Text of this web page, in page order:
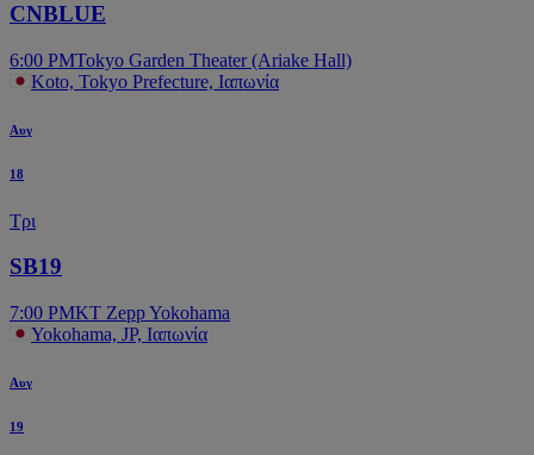
CNBLUE
6:00 PMTokyo Garden Theater (Ariake Hall)
Koto, Tokyo Prefecture, Ιαπωνία
Αυγ
18
Τρι
SB19
7:00 PMKT Zepp Yokohama
Yokohama, JP, Ιαπωνία
Αυγ
19